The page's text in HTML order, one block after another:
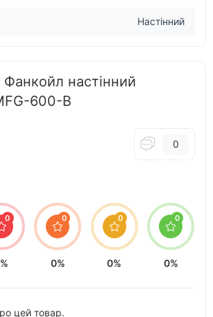
Настінний
Фанкойл настінний
600-B
0
0 0
0%
0
0%
0
0%
цей товар.